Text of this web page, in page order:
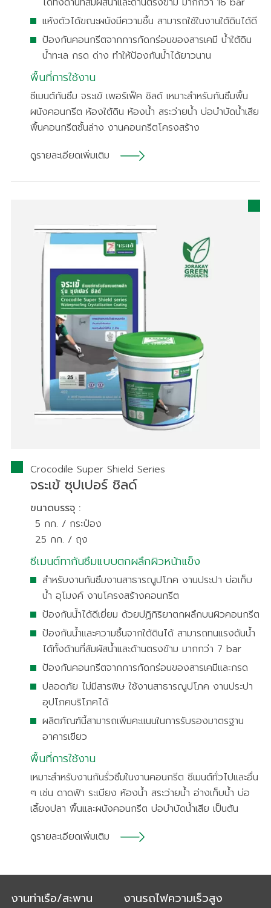
แห้งตัวได้ขณะผนังมีความชื้น สามารถใช้ในงานใต้ดินได้ดี
ป้องกันคอนกรีตจากการกัดกร่อนของสารเคมี น้ำใต้ดิน
น้ำทะเล กรด ด่าง ทำให้ป้องกันน้ำได้ยาวนาน
พื้นที่การใช้งาน
ซีเมนต์กันซึม จระเข้ เพอร์เฟ็ค ชิลด์ เหมาะสำหรับกันซึมพื้น
ผนังคอนกรีต ห้องใต้ดิน ห้องน้ำ สระว่ายน้ำ บ่อบำบัดน้ำเสีย
พื้นคอนกรีตชั้นล่าง งานคอนกรีตโครงสร้าง
ดูรายละเอียดเพิ่มเติม
Crocodile Super Shield Series​
จระเข้ ซุปเปอร์ ชิลด์
ขนาดบรรจุ :
5 กก. / กระป๋อง
25 กก. / ถุง
ซีเมนต์ทากันซึมแบบตกผลึกผิวหน้าแข็ง
สำหรับงานกันซึมงานสาธารณูปโภค งานประปา บ่อเก็บ
น้ำ อุโมงค์ งานโครงสร้างคอนกรีต
ป้องกันน้ำได้ดีเยี่ยม ด้วยปฏิกิริยาตกผลึกบนผิวคอนกรีต
ป้องกันน้ำและความชื้นจากใต้ดินได้ สามารถทนแรงดันน้ำ
ได้ทั้งด้านที่สัมผัสน้ำและด้านตรงข้าม มากกว่า 7 bar
ป้องกันคอนกรีตจากการกัดกร่อนของสารเคมีและกรด
ปลอดภัย ไม่มีสารพิษ ใช้งานสาธารณูปโภค งานประปา
อุปโภคบริโภคได้
ผลิตภัณฑ์นี้สามารถเพิ่มคะแนนในการรับรองมาตรฐาน
อาคารเขียว
พื้นที่การใช้งาน
เหมาะสำหรับงานกันรั่วซึมในงานคอนกรีต ซีเมนต์ทั่วไปและอื่น
ๆ เช่น ดาดฟ้า ระเบียง ห้องน้ำ สระว่ายน้ำ อ่างเก็บน้ำ บ่อ
เลี้ยงปลา พื้นและผนังคอนกรีต บ่อบำบัดน้ำเสีย เป็นต้น
ดูรายละเอียดเพิ่มเติม
งานท่าเรือ/สะพาน งานรถไฟความเร็วสูง